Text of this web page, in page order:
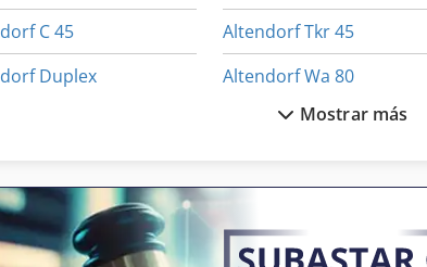
C 45
Duplex
F 45
F 45 Elmo
Altendorf Tkr 45
Altendorf Wa 80
Elu Mhw 6
Felder Bf 6 31
Mostrar más